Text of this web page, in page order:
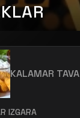
KALAMAR TAVA
IZGARA